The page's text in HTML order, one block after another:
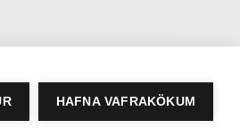
HAFNA VAFRAKÖKUM